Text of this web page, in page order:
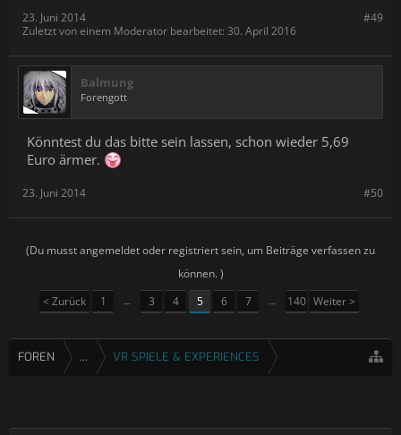
#49
23. Juni 2014
Zuletzt von einem Moderator bearbeitet: 30. April 2016
Balmung
Forengott
Könntest du das bitte sein lassen, schon wieder 5,69
Euro ärmer.
#50
23. Juni 2014
(Du musst angemeldet oder registriert sein, um Beiträge verfassen zu
können. )
< Zurück
1 ← 3 4 5 6 7 → 140 Weiter >
FOREN ... VR SPIELE & EXPERIENCES